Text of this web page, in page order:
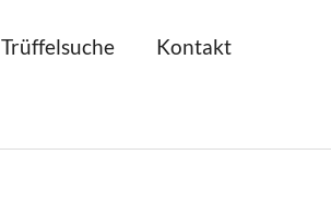
Trüffelsuche Kontakt